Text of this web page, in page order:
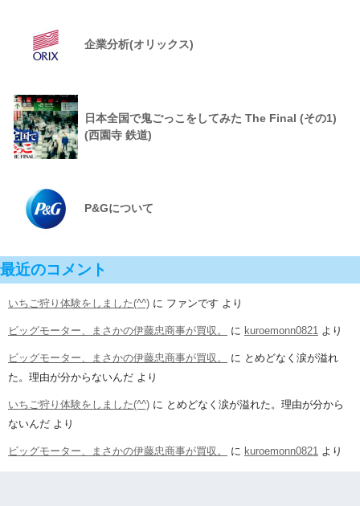
企業分析(オリックス)
日本全国で鬼ごっこをしてみた The Final (その1)
(西園寺 鉄道)
P&Gについて
最近のコメント
いちご狩り体験をしました(^^) に ファンです より
ビッグモーター、まさかの伊藤忠商事が買収。 に kuroemonn0821 より
ビッグモーター、まさかの伊藤忠商事が買収。 に とめどなく涙が溢れ
た。理由が分からないんだ より
いちご狩り体験をしました(^^) に とめどなく涙が溢れた。理由が分から
ないんだ より
ビッグモーター、まさかの伊藤忠商事が買収。 に kuroemonn0821 より